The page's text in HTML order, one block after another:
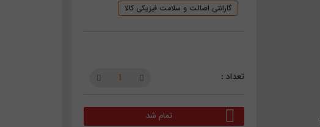
گارانتی اصالت و سلامت فیزیکی کالا
تمام شد